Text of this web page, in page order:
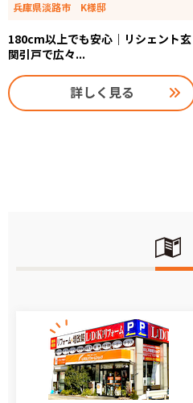
兵庫県淡路市 K様邸
180cm以上でも安心｜リシェント玄
関引戸で広々...
詳しく見る